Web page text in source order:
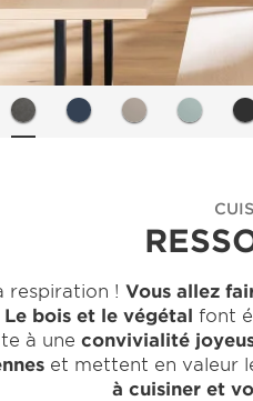
respiration ! Vous allez
Le bois et le végétal font
à une convivialité
et mettent en valeur
à cuisiner et